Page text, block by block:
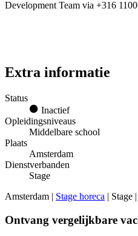
Development Team via +316
Extra informatie
Status
Inactief
Opleidingsniveaus
Middelbare school
Plaats
Amsterdam
Dienstverbanden
Stage
Amsterdam | Stage horeca | Stage
Ontvang vergelijkbare